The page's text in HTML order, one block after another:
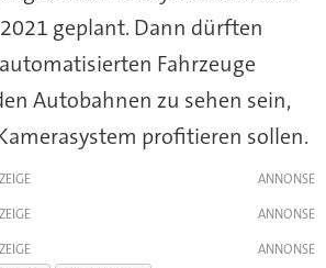
geplant. Dann dürften
Fahrzeuge
Autobahnen zu sehen sein,
profitieren sollen.